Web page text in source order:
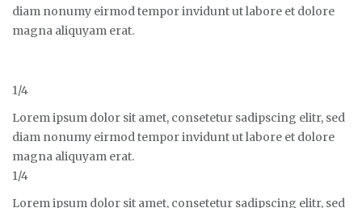
diam nonumy eirmod tempor invidunt ut labore et dolore
magna aliquyam erat.
1/4
Lorem ipsum dolor sit amet, consetetur sadipscing elitr, sed
diam nonumy eirmod tempor invidunt ut labore et dolore
magna aliquyam erat.
1/4
Lorem ipsum dolor sit amet, consetetur sadipscing elitr, sed